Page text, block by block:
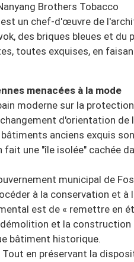
Brothers Tobacco
un chef-d'œuvre de
des briques bleues et du
toutes exquises, en
menacées à la mode
moderne sur la
d'orientation de
anciens exquis
une "île isolée" cachée
municipal de
à la conservation et
est de « remettre en
et la
bâtiment historique.
en préservant la